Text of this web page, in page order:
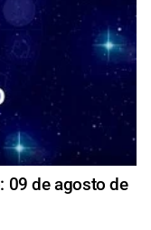
09 de agosto de